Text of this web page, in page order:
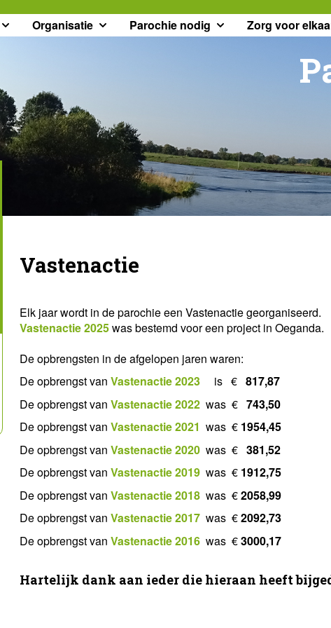
Organisatie Parochie nodig Zorg voor
Vastenactie
Elk jaar wordt in de parochie een Vastenactie georganiseerd.
Vastenactie 2025was bestemd voor een project in Oeganda.
De opbrengsten in de afgelopen jaren waren:
De opbrengst van Vastenactie 2023 is €817,87
De opbrengst van Vastenactie 2022 was € 743,50
De opbrengst van Vastenactie 2021 was €1954,45
De opbrengst van Vastenactie 2020 was €381,52
De opbrengst van Vastenactie 2019 was €1912,75
De opbrengst van Vastenactie 2018 was €2058,99
De opbrengst van Vastenactie 2017 was €2092,73
De opbrengst van Vastenactie 2016 was €3000,17
Hartelijk dank aan ieder die hieraan heeft